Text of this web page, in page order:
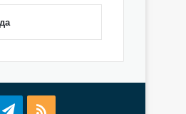
Telegram
RSS